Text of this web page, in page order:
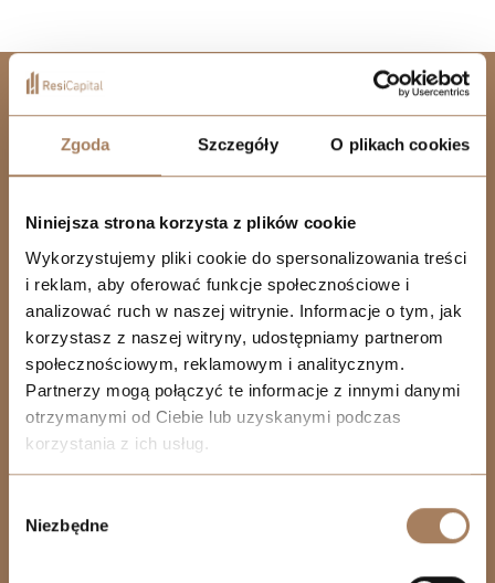
Zgoda Szczegóły O plikach cookies
Niniejsza strona korzysta z plików cookie
Wykorzystujemy pliki cookie do spersonalizowania treści
i reklam, aby oferować funkcje społecznościowe i
analizować ruch w naszej witrynie. Informacje o tym, jak
korzystasz z naszej witryny, udostępniamy partnerom
społecznościowym, reklamowym i analitycznym.
Partnerzy mogą połączyć te informacje z innymi danymi
otrzymanymi od Ciebie lub uzyskanymi podczas
korzystania z ich usług.
process your information.
zgody
Niezbędne
CENTRALA
Resi Capital S.A.
Wielicka 20
+48 530 573 612
REGON: 385960233
NIP: 6793198944
KRS: 0000838642
SPRZEDAŻ
ŁÓDŹ